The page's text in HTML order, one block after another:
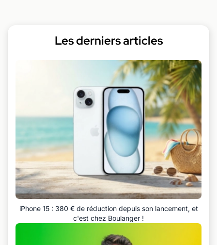
Les derniers articles
iPhone 15 : 380 € de réduction depuis son lancement, et
c'est chez Boulanger !